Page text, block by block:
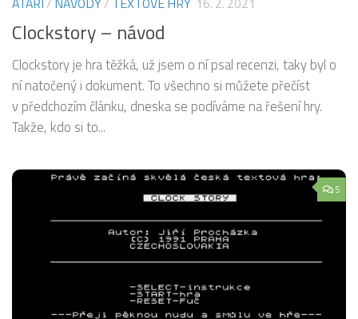
Clockstory – návod
Clockstory je hra těžká, už jsem o ní psal recenzi, taky byl o
ní natočený i dokument. To všechno si můžete přečíst
v předchozím článku, dneska se podíváme na řešení hry.
Takže, kdo si to...
5